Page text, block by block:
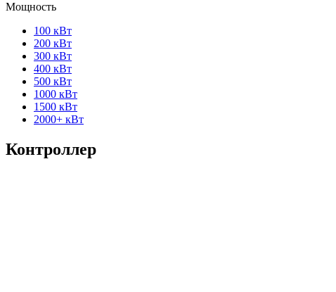
Мощность
100 кВт
200 кВт
300 кВт
400 кВт
500 кВт
1000 кВт
1500 кВт
2000+ кВт
Контроллер